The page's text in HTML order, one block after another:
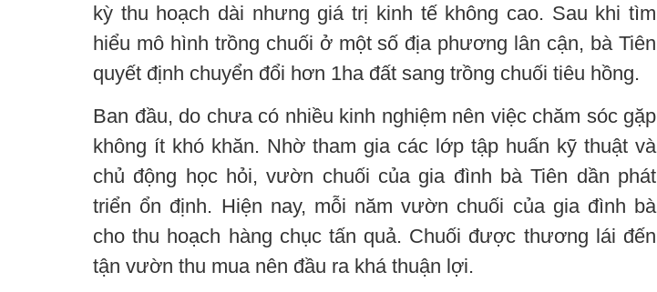
kỳ thu hoạch dài nhưng giá trị kinh tế không cao. Sau khi tìm
hiểu mô hình trồng chuối ở một số địa phương lân cận, bà Tiên
quyết định chuyển đổi hơn 1ha đất sang trồng chuối tiêu hồng.
Ban đầu, do chưa có nhiều kinh nghiệm nên việc chăm sóc gặp
không ít khó khăn. Nhờ tham gia các lớp tập huấn kỹ thuật và
chủ động học hỏi, vườn chuối của gia đình bà Tiên dần phát
triển ổn định. Hiện nay, mỗi năm vườn chuối của gia đình bà
cho thu hoạch hàng chục tấn quả. Chuối được thương lái đến
tận vườn thu mua nên đầu ra khá thuận lợi.